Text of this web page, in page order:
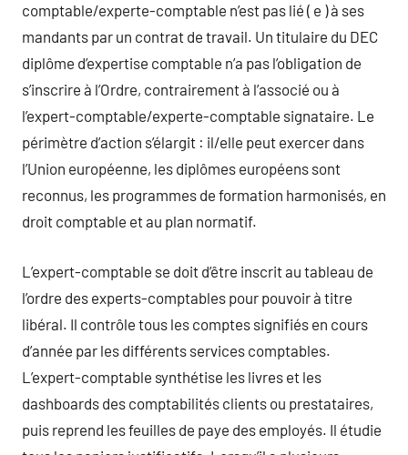
comptable/experte-comptable n’est pas lié ( e ) à ses
mandants par un contrat de travail. Un titulaire du DEC
diplôme d’expertise comptable n’a pas l’obligation de
s’inscrire à l’Ordre, contrairement à l’associé ou à
l’expert-comptable/experte-comptable signataire. Le
périmètre d’action s’élargit : il/elle peut exercer dans
l’Union européenne, les diplômes européens sont
reconnus, les programmes de formation harmonisés, en
droit comptable et au plan normatif.
L’expert-comptable se doit d’être inscrit au tableau de
l’ordre des experts-comptables pour pouvoir à titre
libéral. Il contrôle tous les comptes signifiés en cours
d’année par les différents services comptables.
L’expert-comptable synthétise les livres et les
dashboards des comptabilités clients ou prestataires,
puis reprend les feuilles de paye des employés. Il étudie